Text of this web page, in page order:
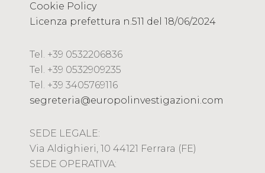
Cookie Policy
Licenza prefettura n.511 del 18/06/2024
Tel. +39 0532206836
Tel. +39 0532909235
Tel. +39 3405769116
segreteria@europolinvestigazioni.com
SEDE LEGALE:
Via Aldighieri, 10 44121 Ferrara (FE)
SEDE OPERATIVA: